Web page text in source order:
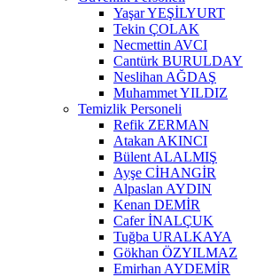
Yaşar YEŞİLYURT
Tekin ÇOLAK
Necmettin AVCI
Cantürk BURULDAY
Neslihan AĞDAŞ
Muhammet YILDIZ
Temizlik Personeli
Refik ZERMAN
Atakan AKINCI
Bülent ALALMIŞ
Ayşe CİHANGİR
Alpaslan AYDIN
Kenan DEMİR
Cafer İNALÇUK
Tuğba URALKAYA
Gökhan ÖZYILMAZ
Emirhan AYDEMİR